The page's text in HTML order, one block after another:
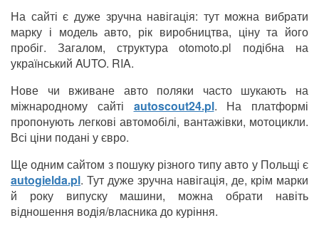
На сайті є дуже зручна навігація: тут можна вибрати
марку і модель авто, рік виробництва, ціну та його
пробіг. Загалом, структура otomoto.pl подібна на
український AUTO. RIA.
Нове чи вживане авто поляки часто шукають на
міжнародному сайті autoscout24.pl. На платформі
пропонують легкові автомобілі, вантажівки, мотоцикли.
Всі ціни подані у євро.
Ще одним сайтом з пошуку різного типу авто у Польщі є
autogielda.pl. Тут дуже зручна навігація, де, крім марки
й року випуску машини, можна обрати навіть
відношення водія/власника до куріння.